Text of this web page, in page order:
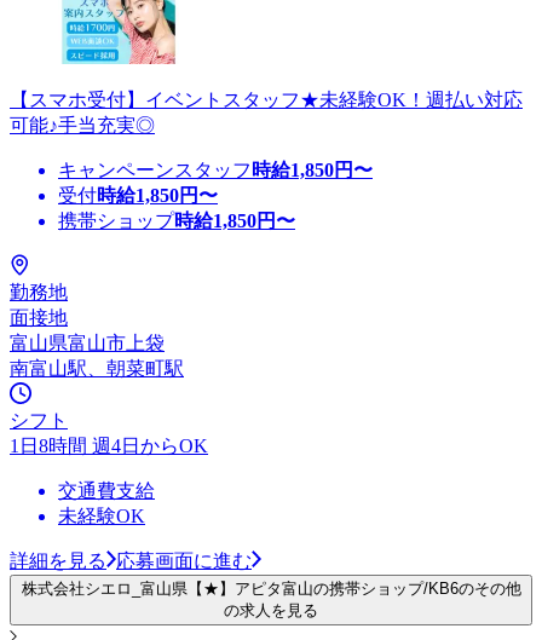
【スマホ受付】イベントスタッフ★未経験OK！週払い対応
可能♪手当充実◎
キャンペーンスタッフ 時給1,850円〜
受付時給1,850円〜
携帯ショップ時給1,850円〜
勤務地
面接地
富山県富山市上袋
南富山駅、朝菜町駅
シフト
1日8時間 週4日からOK
交通費支給
未経験OK
詳細を見る 応募画面に進む
株式会社シエロ_富山県【★】アピタ富山の携帯ショップ/KB6のその他
の求人を見る